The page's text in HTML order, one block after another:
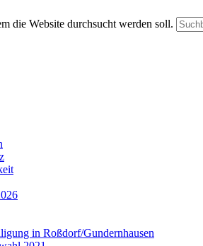
die Website durchsucht werden soll.
in Roßdorf/Gundernhausen